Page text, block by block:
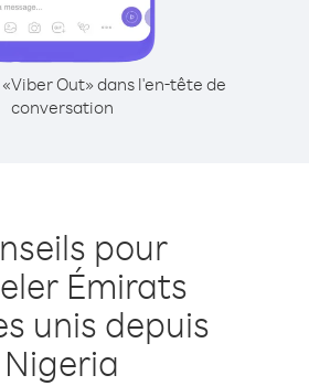
Out» dans l'en-tête de
conversation
pour
Émirats
unis depuis
Nigeria